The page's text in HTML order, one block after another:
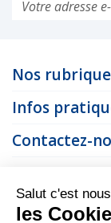
Nos
Infos
Contactez-
Salut c'est
les